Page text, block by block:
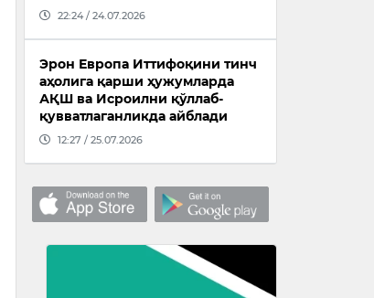
22:24 / 24.07.2026
Эрон Европа Иттифоқини тинч
аҳолига қарши ҳужумларда
АҚШ ва Исроилни қўллаб-
қувватлаганликда айблади
12:27 / 25.07.2026